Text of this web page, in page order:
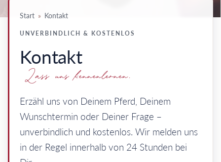
Start » Kontakt
UNVERBINDLICH & KOSTENLOS
Kontakt
Lass uns kennenlernen.
Erzähl uns von Deinem Pferd, Deinem
Wunschtermin oder Deiner Frage –
unverbindlich und kostenlos. Wir melden uns
in der Regel innerhalb von 24 Stunden bei